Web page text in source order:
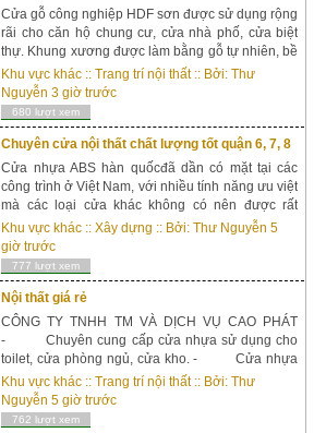
Cửa gỗ công nghiệp HDF sơn được sử dụng rộng
rãi cho căn hộ chung cư, cửa nhà phố, cửa biệt
thự. Khung xương được làm bằng gỗ tự nhiên, bề
mặt là 2 tấm veneer nhập khẩu được sơn màu
hoàn thiện. -Ưu điểm: +Đã qua xử lý mối mọt,
không cong ...
Khu vực khác ::Trang trí nội thất:: Bởi:Thư
Nguyễn 3 giờ trước
680 lượt xem
Chuyên cửa nội thất chất lượng tốt quận 6, 7, 8
Cửa nhựa ABS hàn quốcđã dần có mặt tại các
công trình ở Việt Nam, với nhiều tính năng ưu việt
mà các loại cửa khác không có nên được rất
nhiều khách hàng quan tâm và lựa chọn sử dụng.
ü Thiết kế độc ...
Khu vực khác ::Xây dựng :: Bởi:Thư Nguyễn 5
giờ trước
777 lượt xem
Nội thất giá rẻ
CÔNG TY TNHH TM VÀ DỊCH VỤ CAO PHÁT
- Chuyên cung cấp cửa nhựa sử dụng cho
toilet, cửa phòng ngủ, cửa kho. - Cửa nhựa
PVC đài loan phủ vân gỗ tự nhiên. - &nbs...
Khu vực khác ::Trang trí nội thất:: Bởi:Thư
Nguyễn 5 giờ trước
762 lượt xem